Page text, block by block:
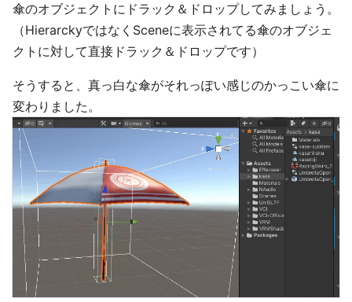
傘のオブジェクトにドラック＆ドロップしてみましょう。
（HierarckyではなくSceneに表示されてる傘のオブジェ
クトに対して直接ドラック＆ドロップです）
そうすると、真っ白な傘がそれっぽい感じのかっこい傘に
変わりました。